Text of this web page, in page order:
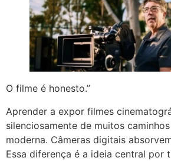
O filme é honesto.”
Aprender a expor filmes
silenciosamente de muitos
moderna. Câmeras digitais
Essa diferença é a ideia central por